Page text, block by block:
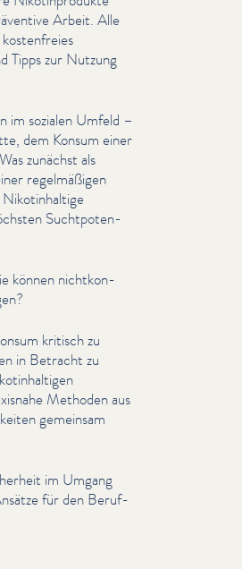
Arbeit. Alle
Tipps zur Nutzung
im sozialen Umfeld –
dem Konsum einer
zunächst als
regelmäßi­gen
Sucht­poten­
können nichtkon­
kritisch zu
in Betracht zu
Methoden aus
gemeinsam
im Umgang
für den Beruf­